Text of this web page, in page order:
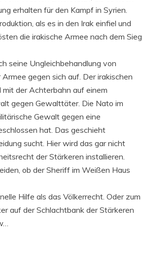
erhalten für den Kampf in Syrien.
als es in den Irak einfiel und
die irakische Armee nach dem Sieg
seine Ungleichbehandlung von
gegen sich auf. Der irakischen
der Achterbahn auf einem
gegen Gewalttäter. Die Nato im
Gewalt gegen eine
hat. Das geschieht
sucht. Hier wird das gar nicht
der Stärkeren installieren.
ob der Sheriff im Weißen Haus
Hilfe als das Völkerrecht. Oder zum
auf der Schlachtbank der Stärkeren